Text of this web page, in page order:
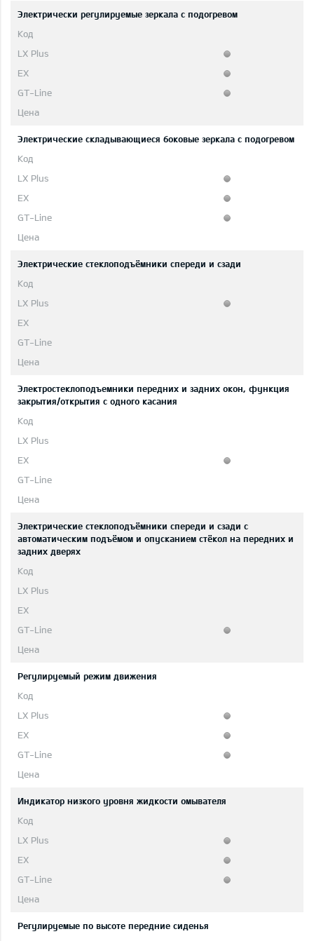
Электрически регулируемые зеркала с подогревом
Электрические складывающиеся боковые зеркала с подогревом
Электрические стеклоподъёмники спереди и сзади
Электростеклоподъемники передних и задних окон, функция
закрытия/открытия с одного касания
Электрические стеклоподъёмники спереди и сзади с
автоматическим подъёмом и опусканием стёкол на передних и
задних дверях
Регулируемый режим движения
Индикатор низкого уровня жидкости омывателя
Регулируемые по высоте передние сиденья